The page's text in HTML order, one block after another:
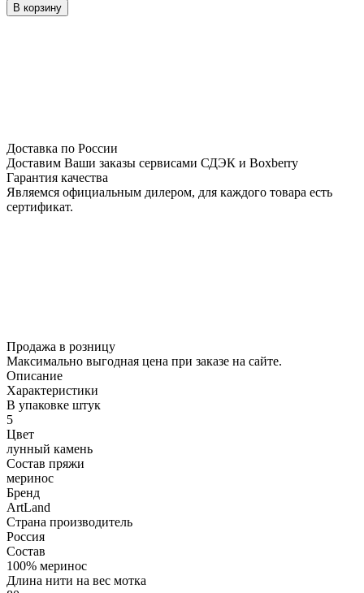
В корзину
Доставка по России
Доставим Ваши заказы сервисами СДЭК и Boxberry
Гарантия качества
Являемся официальным дилером, для каждого товара есть
сертификат.
Продажа в розницу
Максимально выгодная цена при заказе на сайте.
Описание
Характеристики
В упаковке штук
5
Цвет
лунный камень
Состав пряжи
меринос
Бренд
ArtLand
Страна производитель
Россия
Состав
100% меринос
Длина нити на вес мотка